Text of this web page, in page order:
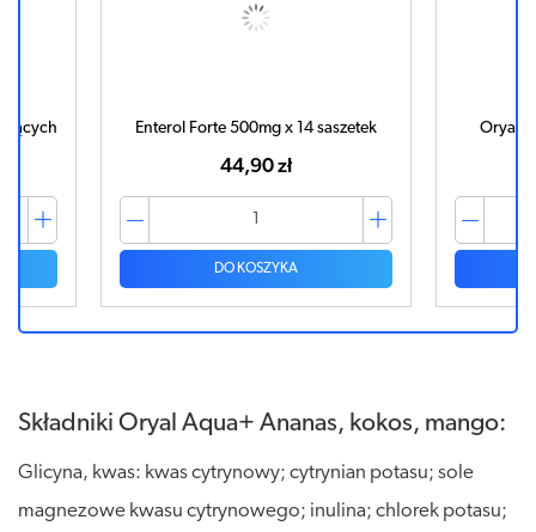
Enterol Forte 500mg x 14 saszetek
44,90 zł
DO KOSZYKA
Oryal x
Składniki Oryal Aqua+ Ananas, kokos, mango:
Glicyna, kwas: kwas cytrynowy; cytrynian potasu; sole
magnezowe kwasu cytrynowego; inulina; chlorek potasu;